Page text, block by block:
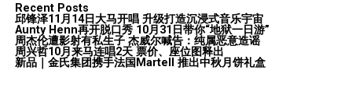
Recent Posts
邱锋泽11月14日大马开唱 升级打造沉浸式音乐宇宙
Aunty Henn再开脱口秀 10月31日带你“地狱一日游”
周杰伦遭影射有私生子 杰威尔喊告：纯属恶意造谣
周兴哲10月来马连唱2天 票价、座位图释出
新品｜金氏集团携手法国Martell 推出中秋月饼礼盒